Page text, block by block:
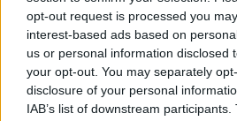
opt-out request is processed you
interest-based ads based on
us or personal information disclosed
your opt-out. You may separately
disclosure of your personal
IAB’s list of downstream
Formula Uno,
Bottas nel mirino